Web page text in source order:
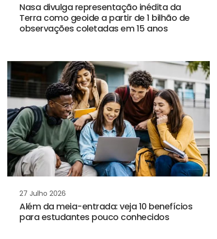
Nasa divulga representação inédita da
Terra como geoide a partir de 1 bilhão de
observações coletadas em 15 anos
27 Julho 2026
Além da meia-entrada: veja 10 benefícios
para estudantes pouco conhecidos